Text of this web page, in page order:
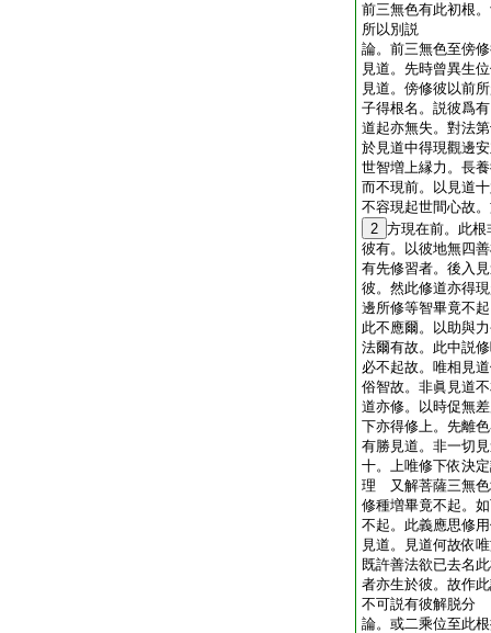
前三無色有此初根
所以別説
論。前三無色至傍
見道。先時曾異生
見道。傍修彼以前
子得根名。説彼爲
道起亦無失。對法
於見道中得現觀邊
世智増上縁力。長
而不現前。以見道
不容現起世間心故
2 方現在前。此
彼有。以彼地無四
有先修習者。後入
彼。然此修道亦得
邊所修等智畢竟不
此不應爾。以助與
法爾有故。此中説
必不起故。唯相見
俗智故。非眞見道
道亦修。以時促無
下亦得修上。先離
有勝見道。非一切
十。上唯修下依決
理 又解菩薩三無色
修種増畢竟不起。
不起。此義應思修
見道。見道何故依
既許善法欲已去名
者亦生於彼。故作
不可説有彼解脱分
論。或二乘位至此